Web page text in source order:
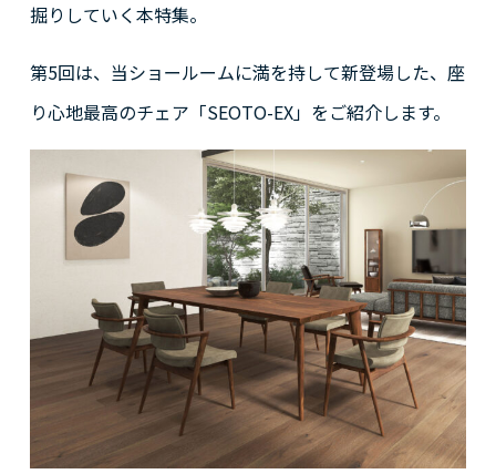
掘りしていく本特集。
第5回は、当ショールームに満を持して新登場した、座
り心地最高のチェア「SEOTO-EX」をご紹介します。